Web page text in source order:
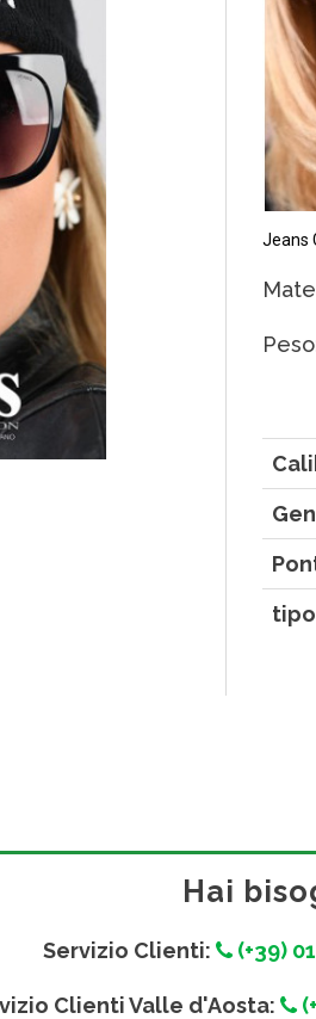
Jeans
Hai
Servizio Clienti: (+39)
Clienti Valle d'Aosta: